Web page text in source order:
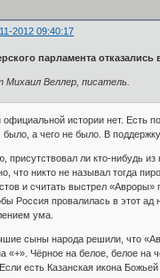
2012 09:40:17
парламента
Веллер, писатель.
официальной истории нет. Есть
а чего не было. В
присутствовал ли кто-нибудь
что никто не называл тогда
и считать выстрел «Авроры»
Россия провалилась в этот
ума.
сыны народа решили, что
«+». Чёрное на белое, белое на
есть Казанская икона